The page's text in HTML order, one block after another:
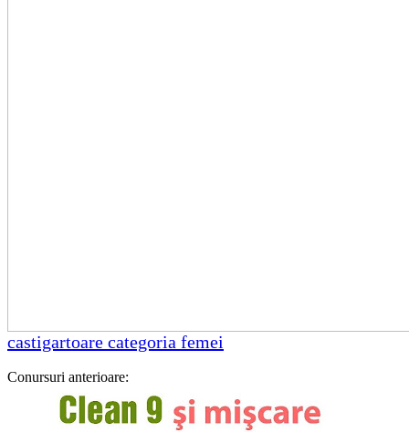
castigartoare categoria femei
Conursuri anterioare: